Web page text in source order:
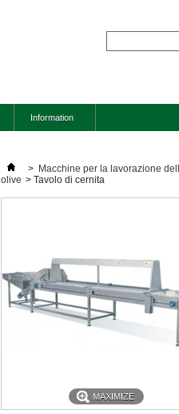
Information
> Macchine per la lavorazione
olive > Tavolo di cernita
MAXIMIZE